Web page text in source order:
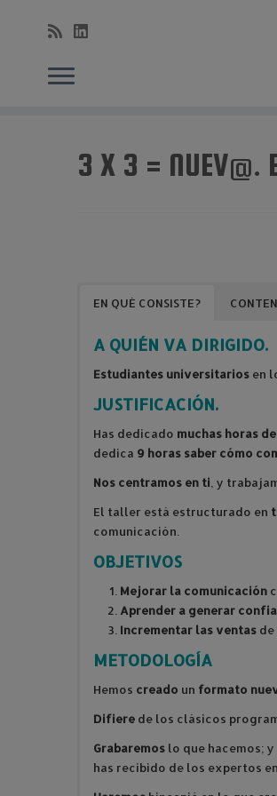
3 X 3 = NUEV@.
EN QUÉ CONSISTE?
A QUIÉN VA DIRIGIDO.
Estudiantes universitarios en
JUSTIFICACIÓN.
Has dedicado muchas horas
dedica 9 horas saber cómo
Nos centramos en ti , y
El taller está estructurado en
comunicación.
OBJETIVOS
Mejorar la comunicación
Aprender a generar
Incrementar las ventas de
METODOLOGÍA
Hemos creado un formato
Difiere de los clásicos
Grabaremos lo que hacemos;
has recibido de los expertos